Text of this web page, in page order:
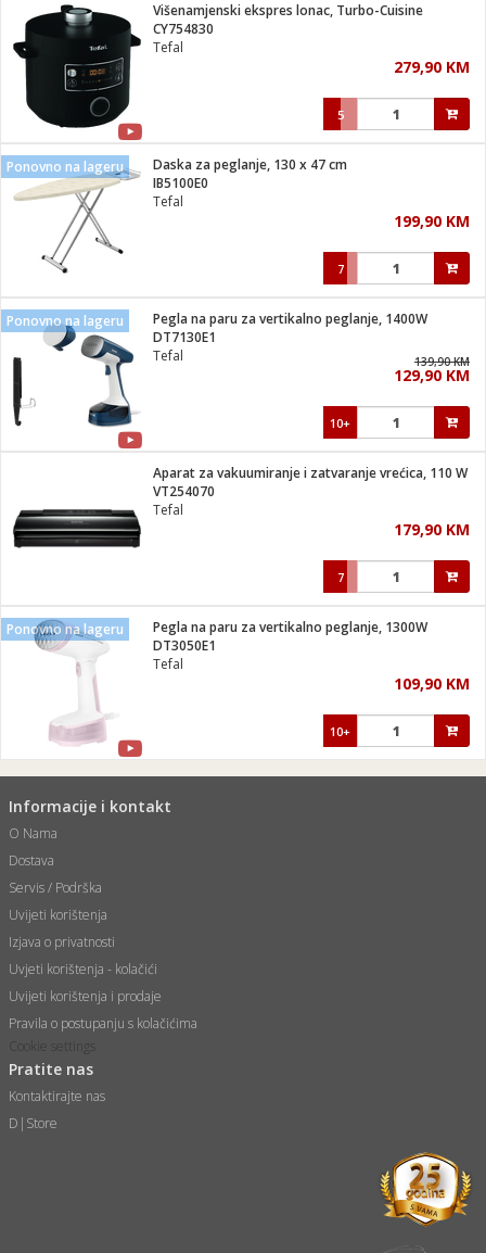
Višenamjenski ekspres lonac, Turbo-Cuisine
CY754830
Tefal
279,90 KM
5
Ponovno na lageru
Daska za peglanje, 130 x 47 cm
IB5100E0
Tefal
199,90 KM
7
Ponovno na lageru
Pegla na paru za vertikalno peglanje, 1400W
DT7130E1
Tefal
139,90 KM
129,90 KM
10+
Aparat za vakuumiranje i zatvaranje vrećica, 110 W
VT254070
Tefal
179,90 KM
7
Ponovno na lageru
Pegla na paru za vertikalno peglanje, 1300W
DT3050E1
Tefal
109,90 KM
10+
Informacije i kontakt
O Nama
Dostava
Servis / Podrška
Uvijeti korištenja
Izjava o privatnosti
Uvjeti korištenja - kolačići
Uvijeti korištenja i prodaje
Pravila o postupanju s kolačićima
Cookie settings
Pratite nas
Kontaktirajte nas
D|Store